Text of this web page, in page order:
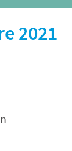
2021